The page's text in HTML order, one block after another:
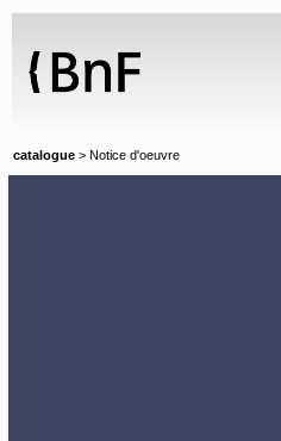
catalogue > Notice d'oeuvre